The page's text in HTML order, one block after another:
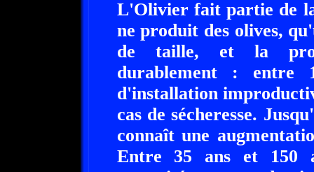
L'Olivier fait partie de
ne produit des olives,
de taille, et la
durablement :
d'installation
cas de sécheresse.
connaît une
Entre 35 ans et 150